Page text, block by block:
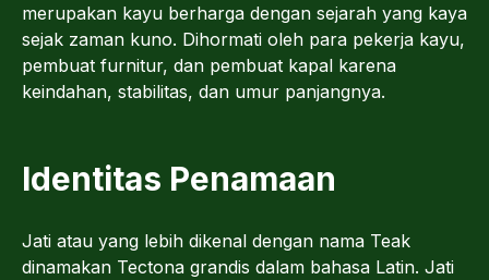
merupakan kayu berharga dengan sejarah yang kaya
sejak zaman kuno. Dihormati oleh para pekerja kayu,
pembuat furnitur, dan pembuat kapal karena
keindahan, stabilitas, dan umur panjangnya.
Identitas Penamaan
Jati atau yang lebih dikenal dengan nama Teak
dinamakan Tectona grandis dalam bahasa Latin. Jati